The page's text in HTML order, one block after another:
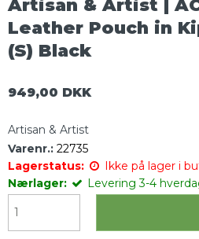
Artisan & Artist |
Leather Pouch in
(S) Black
949,00 DKK
Artisan & Artist
Varenr.: 22735
Lagerstatus:
Ikke på lager i
Nærlager:
Levering 3-4